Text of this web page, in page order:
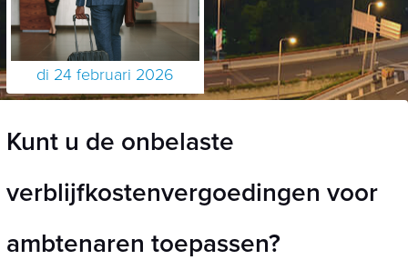
di 24 februari 2026
Kunt u de onbelaste
verblijfkostenvergoedingen voor
ambtenaren toepassen?